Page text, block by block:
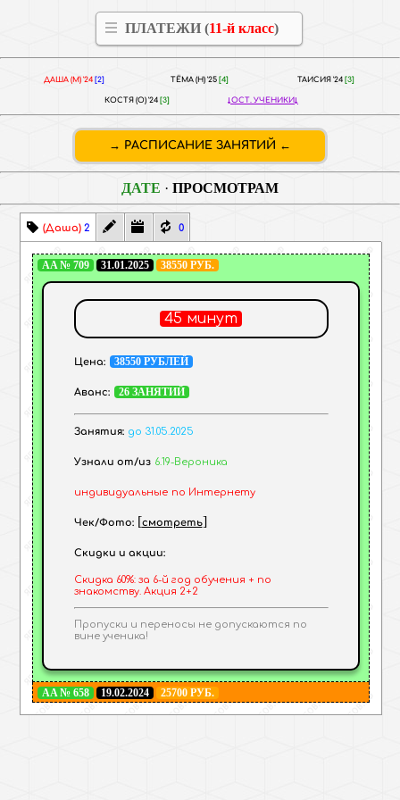
ПЛАТЕЖИ (11-й класс)
ДАША (М) '24 [2] ТЁМА (Н) '25 [4] ТАИСИЯ '24 [3]
КОСТЯ (О) '24 [3] ОСТ. УЧЕНИКИ
РАСПИСАНИЕ ЗАНЯТИЙ
ДАТЕ · ПРОСМОТРАМ
(Даша) 2 0
AA № 709 31.01.2025 38550 РУБ.
45 минут
Цена: 38550 РУБЛЕЙ
Аванс: 26 ЗАНЯТИЙ
Занятия: до 31.05.2025
Узнали от/из 6.19-Вероника
индивидуальные по Интернету
Чек/Фото:[смотреть]
Скидки и акции:
Скидка 60%: за 6-й год обучения + по
знакомству. Акция 2+2
вине ученика!
AA № 658 19.02.2024 25700 РУБ.